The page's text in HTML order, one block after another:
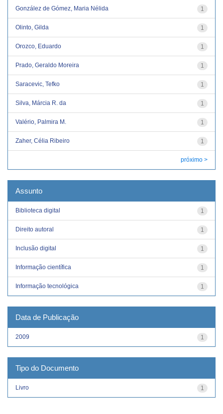
1
González de Gómez, Maria Nélida
1
Olinto, Gilda
1
Orozco, Eduardo
1
Prado, Geraldo Moreira
1
Saracevic, Tefko
1
Silva, Márcia R. da
1
Valério, Palmira M.
1
Zaher, Célia Ribeiro
próximo >
Assunto
1
Biblioteca digital
1
Direito autoral
1
Inclusão digital
1
Informação científica
1
Informação tecnológica
Data de Publicação
1
2009
Tipo do Documento
1
Livro